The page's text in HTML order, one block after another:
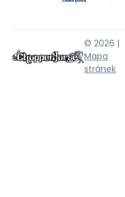
© 2026 |
Mapa
stránek